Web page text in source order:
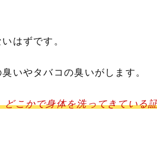
はずです。
いやタバコの臭いがします。
こかで身体を洗ってきている